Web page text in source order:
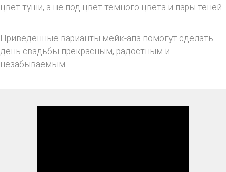
цвет туши, а не под цвет темного цвета и пары теней.
Приведенные варианты мейк-апа помогут сделать
день свадьбы прекрасным, радостным и
незабываемым.